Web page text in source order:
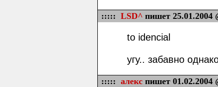
::::: LSD^ пишет 25.01.2004
to idencial
угу.. забавно
::::: алекс пишет 01.02.2004